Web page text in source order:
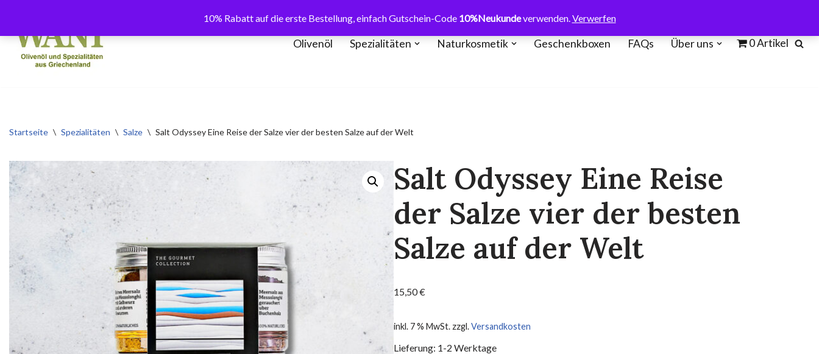
10% Rabatt auf die erste Bestellung, einfach Gutschein-Code 10%Neukundeverwenden.Verwerfen
Zum
Inhalt
springen
Olivenöl Spezialitäten Naturkosmetik Geschenkboxen FAQs Über uns 0 Artikel
Startseite \ Spezialitäten \ Salze \ Salt Odyssey Eine Reise der Salze vier der besten Salze auf der Welt
Salt Odyssey Eine Reise
der Salze vier der besten
Salze auf der Welt
15,50€
inkl. 7 % MwSt. zzgl.Versandkosten
Lieferung: 1-2 Werktage